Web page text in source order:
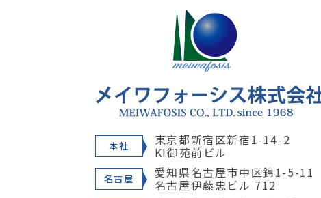
本社 東京都新宿区新宿1-14-2
KI御苑前ビル
名古屋 愛知県名古屋市中区錦1-5-11
名古屋伊藤忠ビル 712